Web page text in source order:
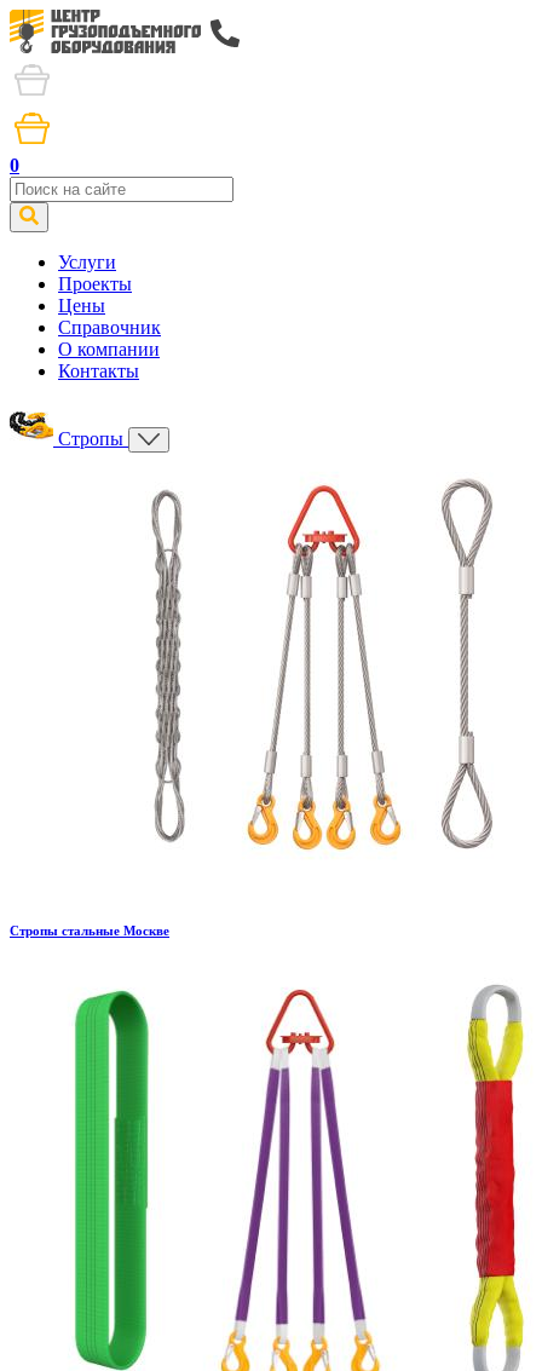
0
Услуги
Проекты
Цены
Справочник
О компании
Контакты
Стропы
Стропы стальные Москве